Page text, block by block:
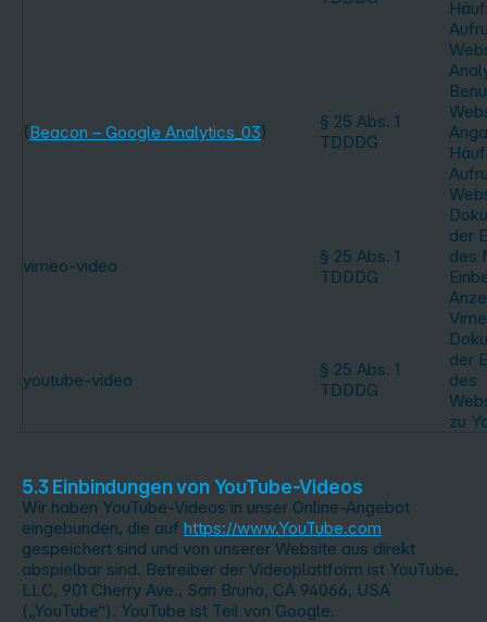
(Beacon – Google Analytics_03)
§ 25 Abs. 1
TDDDG
vimeo-video
§ 25 Abs. 1
TDDDG
der
des
youtube-video
§ 25 Abs. 1
TDDDG
der
des
zu
5.3 Einbindungen von YouTube-Videos
Wir haben YouTube-Videos in unser Online-Angebot
eingebunden, die auf https://www.YouTube.com
gespeichert sind und von unserer Website aus direkt
abspielbar sind. Betreiber der Videoplattform ist YouTube,
LLC, 901 Cherry Ave., San Bruno, CA 94066, USA
(„YouTube“). YouTube ist Teil von Google.